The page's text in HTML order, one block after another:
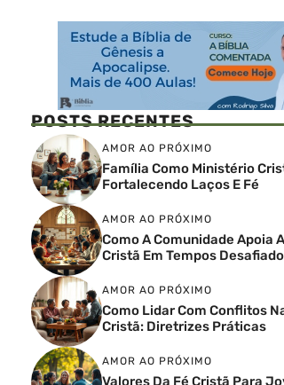
POSTS RECENTES
AMOR AO PRÓXIMO
Família Como Ministério
Fortalecendo Laços E Fé
AMOR AO PRÓXIMO
Como A Comunidade Apoia
Cristã Em Tempos
AMOR AO PRÓXIMO
Como Lidar Com Conflitos
Cristã: Diretrizes Práticas
AMOR AO PRÓXIMO
Valores Da Fé Cristã Para